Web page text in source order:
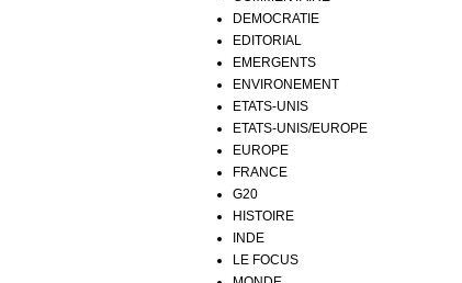
DEMOCRATIE
EDITORIAL
EMERGENTS
ENVIRONEMENT
ETATS-UNIS
ETATS-UNIS/EUROPE
EUROPE
FRANCE
G20
HISTOIRE
INDE
LE FOCUS